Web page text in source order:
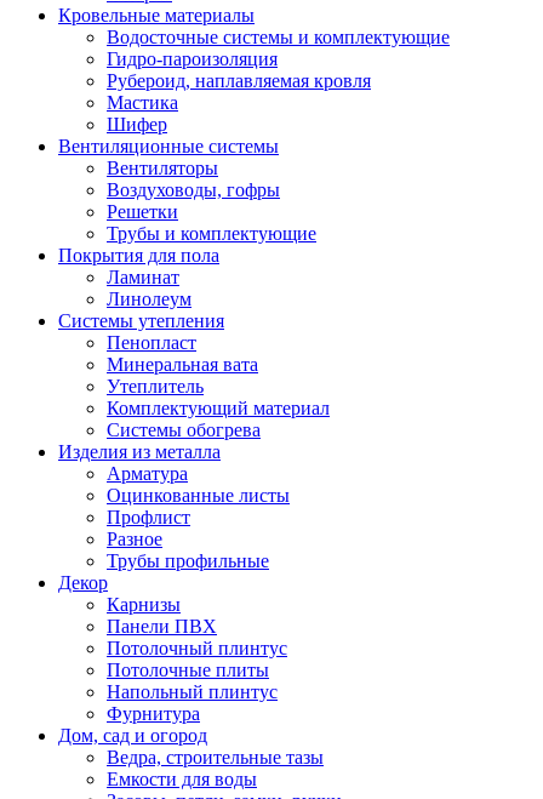
Кровельные материалы
Водосточные системы и комплектующие
Гидро-пароизоляция
Рубероид, наплавляемая кровля
Мастика
Шифер
Вентиляционные системы
Вентиляторы
Воздуховоды, гофры
Решетки
Трубы и комплектующие
Покрытия для пола
Ламинат
Линолеум
Системы утепления
Пенопласт
Минеральная вата
Утеплитель
Комплектующий материал
Системы обогрева
Изделия из металла
Арматура
Оцинкованные листы
Профлист
Разное
Трубы профильные
Декор
Карнизы
Панели ПВХ
Потолочный плинтус
Потолочные плиты
Напольный плинтус
Фурнитура
Дом, сад и огород
Ведра, строительные тазы
Емкости для воды